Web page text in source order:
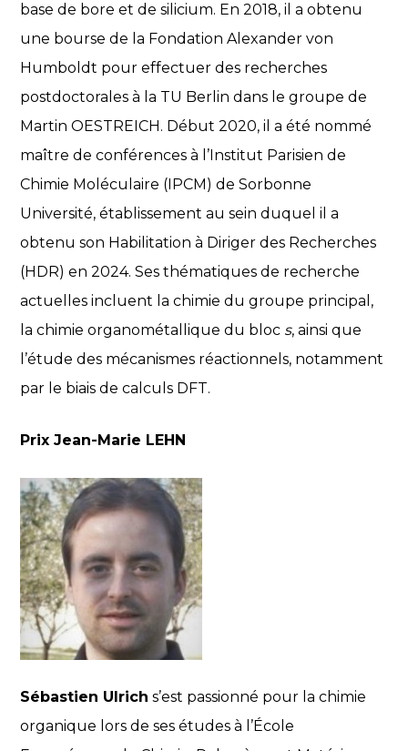
base de bore et de silicium. En 2018, il a obtenu
une bourse de la Fondation Alexander von
Humboldt pour effectuer des recherches
postdoctorales à la TU Berlin dans le groupe de
Martin OESTREICH. Début 2020, il a été nommé
maître de conférences à l’Institut Parisien de
Chimie Moléculaire (IPCM) de Sorbonne
Université, établissement au sein duquel il a
obtenu son Habilitation à Diriger des Recherches
(HDR) en 2024. Ses thématiques de recherche
actuelles incluent la chimie du groupe principal,
la chimie organométallique du bloc s, ainsi que
l’étude des mécanismes réactionnels, notamment
par le biais de calculs DFT.
Prix Jean-Marie LEHN
Sébastien Ulrich s’est passionné pour la chimie
organique lors de ses études à l’École